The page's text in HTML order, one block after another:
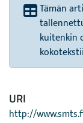
Tämän
kuitenkin
URI
http://